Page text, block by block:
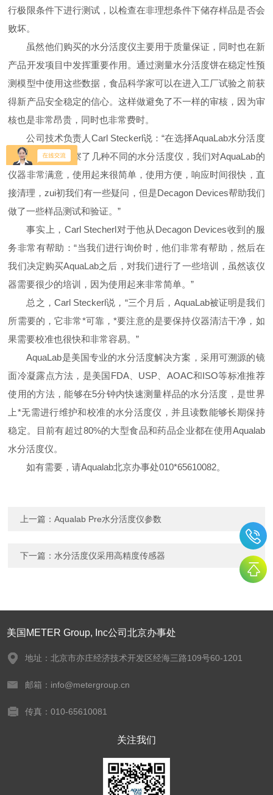
行极限条件下进行测试，以检查在非理想条件下储存样品是否会
败坏。
虽然他们购买的水分活度仪主要用于质量保证，同时也在新
产品开发项目中发挥重要作用。通过测量水分活度饼在稳定性预
测模型中使用这些数据，食品科学家可以在进入工厂试验之前获
得新产品安全稳定的信心。这样做避免了不一样的审核，因为审
核也是非常昂贵，同时也非常费时。
公司技术负责人 Carl Steckerl说：“在选择AquaLab水分活度
仪之前，我们考察了几种不同的水分活度仪，我们对AquaLab的
仪器非常满意，使用起来很简单，使用方便，响应时间很快，直
接清理，zui初我们有一些疑问，但是Decagon Devices帮助我们
做了一些样品测试和验证。”
事实上， Carl Stecherl对于他从 Decagon Devices收到的服
务非常有帮助：“当我们进行询价时，他们非常有帮助，然后在
我们决定购买AquaLab之后，对我们进行了一些培训，虽然该仪
器需要很少的培训，因为使用起来非常简单。”
总之， Carl Steckerl说，“三个月后， AquaLab被证明是我们
所需要的，它非常*可靠，*要注意的是要保持仪器清洁干净，如
果需要校准也很快和非常容易。”
AquaLab是美国专业的水分活度解决方案，采用可溯源的镜
面冷凝露点方法，是美国FDA、 USP AOAC和ISO等标准推荐
使用的方法，能够在5分钟内快速测量样品的水分活度，是世界
上*无需进行维护和校准的水分活度仪，并且读数能够长期保持
稳定。目前有超过80%的大型食品和药品企业都在使用Aqualab
水分活度仪。
如有需要，请Aqualab北京办事处010*65610082。
上一篇：Aqualab Pre水分活度仪参数
下一篇： 水分活度仪采用高精度传感器
美国METER Group, Inc公司北京办事处
地址：北京市亦庄经济技术开发区经海三路109号60-1201
邮箱：info@metergroup.cn
传真：010-65610081
关注我们